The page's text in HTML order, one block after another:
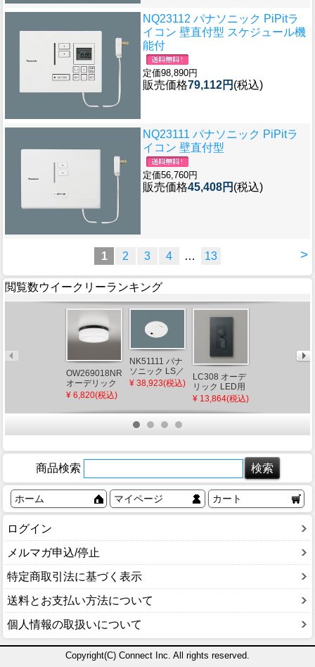
NQ23112 パナソニック PiPitラ
イコン 壁直付型 スケジュール機
能付
定価98,890円
販売価格79,112円 (税込)
NQ23111 パナソニック PiPitラ
イコン 壁直付型
定価56,760円
販売価格45,408円 (税込)
>
1 2 3 4 … 13
閲覧数ウイークリーランキング
OW269018NR
オーデリック
浴室灯 φ312
LED（昼白
¥ 6,820(税込)
NK51111 パナ
ソニック LS／
PD信号変換イ
ンターフェー
¥ 38,923(税込)
LC308 オーデ
リック LED用
PWM調光器
¥ 13,864(税込)
商品検索
ホーム マイページ カート
ログイン
メルマガ申込/停止
特定商取引法に基づく表示
送料とお支払い方法について
個人情報の取扱いについて
Copyright(C) Connect Inc. All rights reserved.